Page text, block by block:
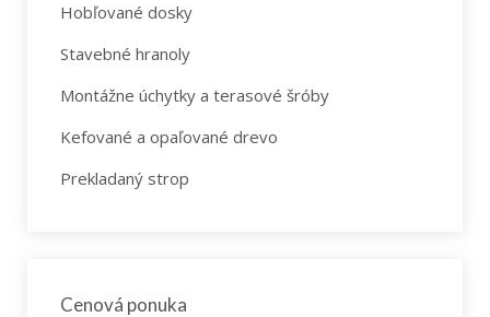
Hobľované dosky
Stavebné hranoly
Montážne úchytky a terasové šróby
Kefované a opaľované drevo
Prekladaný strop
Cenová ponuka